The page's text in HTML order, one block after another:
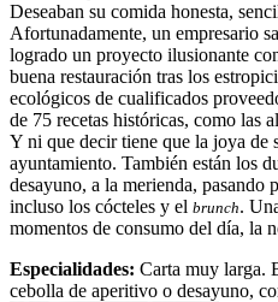
Deseaban su comida honesta,
Afortunadamente, un empresario
logrado un proyecto ilusionante
buena restauración tras los
ecológicos de cualificados
de 75 recetas históricas, como las
Y ni que decir tiene que la joya de
ayuntamiento. También están los
desayuno, a la merienda, pasando
incluso los cócteles y el brunch.
momentos de consumo del día, la
Especialidades: Carta muy larga.
cebolla de aperitivo o desayuno,